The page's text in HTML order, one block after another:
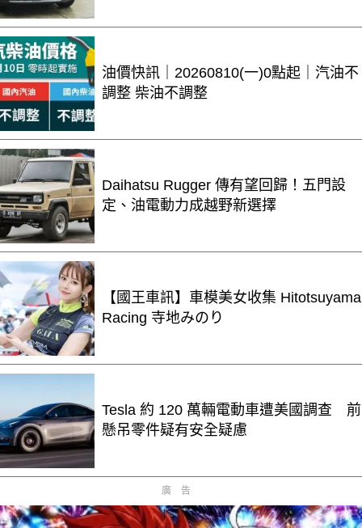
油價快訊｜20260810(一)0點起｜汽油不
調整 柴油不調整
Daihatsu Rugger 傳有望回歸！五門設
定、油電動力成越野新選擇
【國王車訊】車模美女收集 Hitotsuyama
Racing 寺地みのり
Tesla 約 120 萬輛電動車遭美國調查 前
懸吊零件疑有安全疑慮
廣告